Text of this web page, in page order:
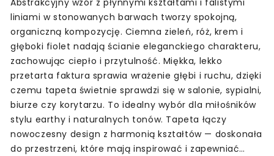
Abstrakcyjny wzór z płynnymi kształtami i falistymi
liniami w stonowanych barwach tworzy spokojną,
organiczną kompozycję. Ciemna zieleń, róż, krem i
głęboki fiolet nadają ścianie eleganckiego charakteru,
zachowując ciepło i przytulność. Miękka, lekko
przetarta faktura sprawia wrażenie głębi i ruchu, dzięki
czemu tapeta świetnie sprawdzi się w salonie, sypialni,
biurze czy korytarzu. To idealny wybór dla miłośników
stylu earthy i naturalnych tonów. Tapeta łączy
nowoczesny design z harmonią kształtów — doskonała
do przestrzeni, które mają inspirować i zapewniać